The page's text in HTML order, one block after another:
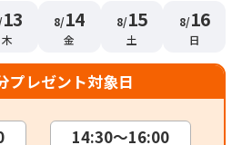
13
木
8/14
金
8/15
土
8/16
日
プレゼント対象日
14:30～16:00